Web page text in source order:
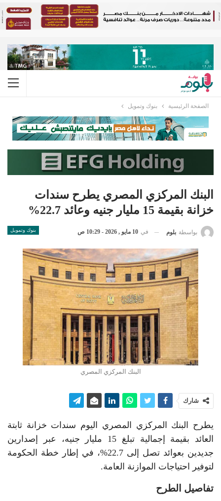
الصفحة الرئيسية بنوك وتمويل
البنك المركزي المصري يطرح سندات
خزانة بقيمة 15 مليار جنيه وعائد 22.7%
بنوك وتمويل بواسطة بلوم في 10 مايو , 2026 - 10:29 ص
البنك المركزي المصري
شارك
يطرح البنك المركزي المصري اليوم سندات خزانة ثابتة
العائد بقيمة إجمالية تبلغ 15 مليار جنيه، عبر إصدارين
جديدين بعوائد تصل إلى 22.7%، في إطار خطة الحكومة
لتوفير احتياجات الموازنة العامة.
تفاصيل الطرح